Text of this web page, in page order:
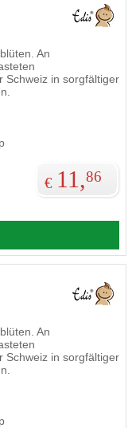
An
Schweiz in sorgfältiger
€ 11,86
An
Schweiz in sorgfältiger